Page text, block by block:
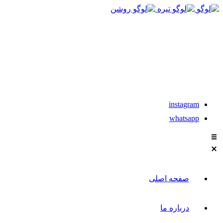
instagram
whatsapp
صفحه اصلی
درباره ما